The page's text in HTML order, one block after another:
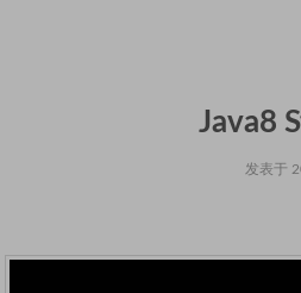
Java8
发表于